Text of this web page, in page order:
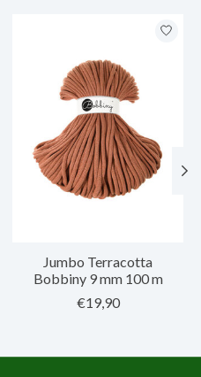
Jumbo Terracotta
Bobbiny 9 mm 100 m
€19,90